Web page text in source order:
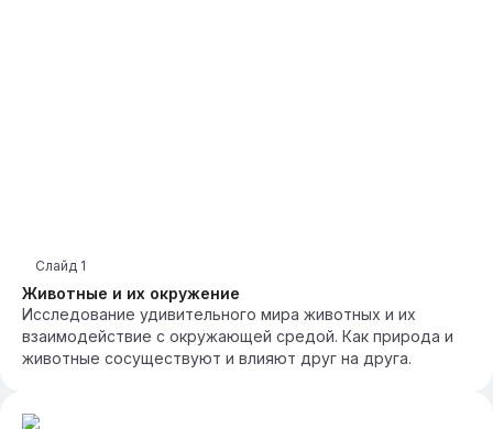
Животные и их окружение
Слайд 1
Исследование удивительного мира животных и их
взаимодействие с окружающей средой. Как природа и
животные сосуществуют и влияют друг на друга.